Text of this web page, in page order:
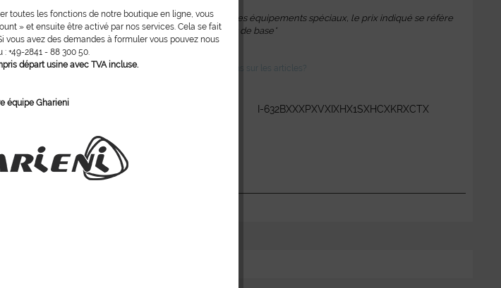
*Les images montrent des équipements spéciaux, le prix indiqué se réfère
toujours à l'équipement de base*
Avez-vous des questions sur les articles?
I-632BXXXPXVXIXHX1SXHCXKRXCTX
toutes les fonctions de notre boutique en ligne, vous
» et ensuite être activé par nos services. Cela se fait
vous avez des demandes à formuler vous pouvez nous
: +49-2841 - 88 300 50.
départ usine avec TVA incluse.
équipe Gharieni